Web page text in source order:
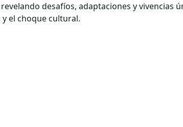
desafíos, adaptaciones y vivencias
y el choque cultural.